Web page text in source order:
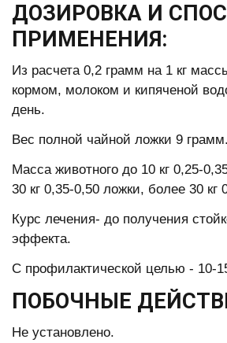
ДОЗИРОВКА И
ПРИМЕНЕНИЯ:
Из расчета 0,2 грамм на 1 кг
кормом, молоком и кипяченой
день.
Вес полной чайной ложки 9 грамм.
Масса животного до 10 кг 0,25-
30 кг 0,35-0,50 ложки, более 30 кг
Курс лечения- до получения
эффекта.
С профилактической целью - 10-
ПОБОЧНЫЕ
Не установлено.